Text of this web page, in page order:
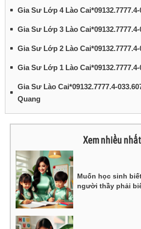
Gia Sư Lớp 4 Lào Cai*09132.7777.4-
Gia Sư Lớp 3 Lào Cai*09132.7777.4-
Gia Sư Lớp 2 Lào Cai*09132.7777.4-
Gia Sư Lớp 1 Lào Cai*09132.7777.4-
Gia Sư Lào Cai*09132.7777.4-
Quang
Xem nhiều nhất
Muốn học sinh
người thầy phải